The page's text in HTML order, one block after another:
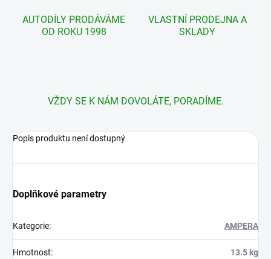
AUTODÍLY PRODÁVÁME
OD ROKU 1998
VLASTNÍ PRODEJNA A
SKLADY
VŽDY SE K NÁM DOVOLÁTE, PORADÍME.
Popis produktu není dostupný
Doplňkové parametry
Kategorie: AMPERA
Hmotnost: 13.5 kg